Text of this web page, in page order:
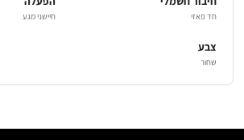
חד פאזי חיישני מגע
צבע
שחור